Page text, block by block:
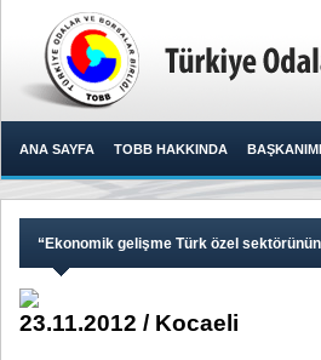
ANA SAYFA TOBB HAKKINDA
​“Ekonomik gelişme Türk özel sektörünün
23.11.2012 / Kocaeli